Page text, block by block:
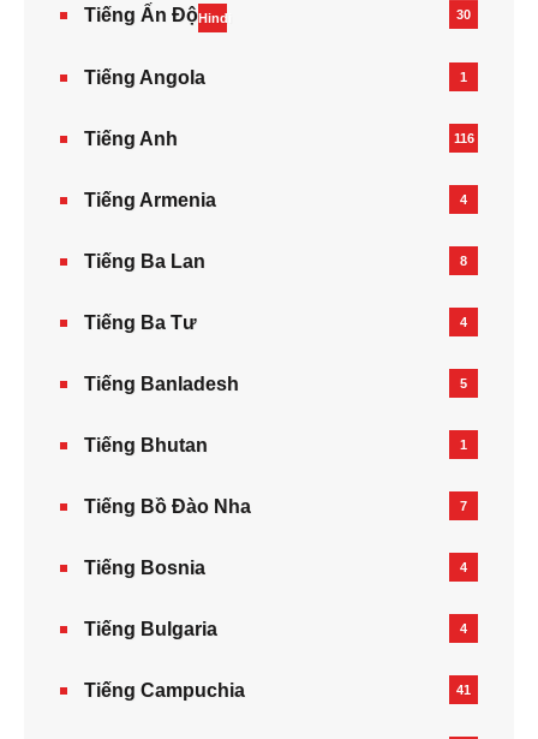
Tiếng Ấn ĐộHindi 30
Tiếng Angola 1
Tiếng Anh 116
Tiếng Armenia‎ 4
Tiếng Ba Lan 8
Tiếng Ba Tư 4
Tiếng Banladesh 5
Tiếng Bhutan 1
Tiếng Bồ Đào Nha 7
Tiếng Bosnia 4
Tiếng Bulgaria 4
Tiếng Campuchia 41